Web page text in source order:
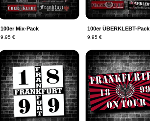
100er Mix-Pack
9,95 €
100er ÜBERKLEBT-Pack
9,95 €